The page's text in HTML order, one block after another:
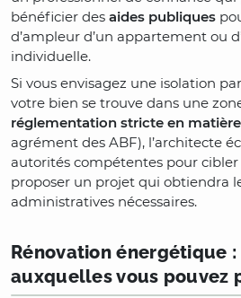
bénéficier des aides publiques
d’ampleur d’un appartement ou
individuelle.
Si vous envisagez une isolation
votre bien se trouve dans une
réglementation stricte en
agrément des ABF), l’architecte
autorités compétentes pour
proposer un projet qui obtiendra
administratives nécessaires.
Rénovation énergétique
auxquelles vous pouvez